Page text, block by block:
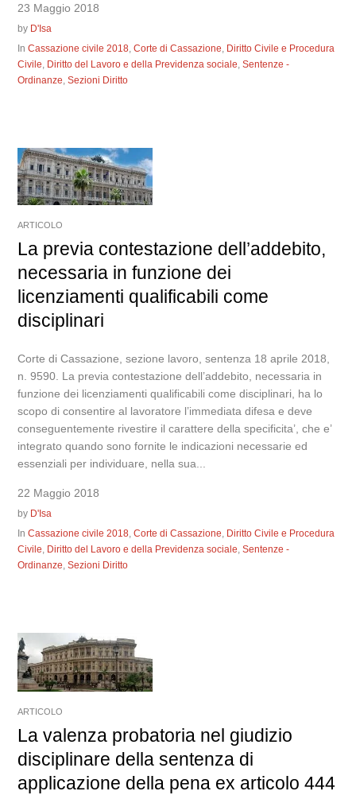
23 Maggio 2018
by D'Isa
InCassazione civile 2018,Corte di Cassazione, Diritto Civile e Procedura
Civile, Diritto del Lavoro e della Previdenza sociale,Sentenze -
Ordinanze,Sezioni Diritto
ARTICOLO
La previa contestazione dell’addebito,
necessaria in funzione dei
licenziamenti qualificabili come
disciplinari
Corte di Cassazione, sezione lavoro, sentenza 18 aprile 2018,
n. 9590. La previa contestazione dell’addebito, necessaria in
funzione dei licenziamenti qualificabili come disciplinari, ha lo
scopo di consentire al lavoratore l’immediata difesa e deve
conseguentemente rivestire il carattere della specificita’, che e’
integrato quando sono fornite le indicazioni necessarie ed
essenziali per individuare, nella sua...
22 Maggio 2018
by D'Isa
InCassazione civile 2018 ,Corte di Cassazione Diritto Civile e Procedura
Civile Diritto del Lavoro e della Previdenza sociale ,Sentenze -
Ordinanze ,Sezioni Diritto
ARTICOLO
La valenza probatoria nel giudizio
disciplinare della sentenza di
applicazione della pena ex articolo 444